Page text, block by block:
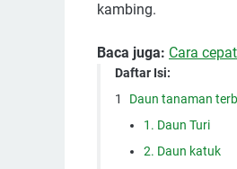
kambing.
Baca juga: Cara
Daftar Isi:
Daun tanaman
1. Daun Turi
2. Daun katuk